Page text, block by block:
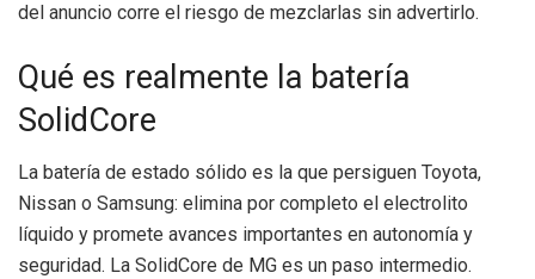
del anuncio corre el riesgo de mezclarlas sin advertirlo.
Qué es realmente la batería
SolidCore
La batería de estado sólido es la que persiguen Toyota,
Nissan o Samsung: elimina por completo el electrolito
líquido y promete avances importantes en autonomía y
seguridad. La SolidCore de MG es un paso intermedio.